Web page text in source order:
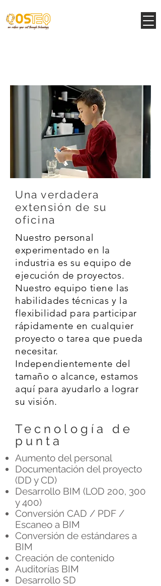
Una verdadera
extensión de su
oficina
Nuestro personal
experimentado en la
industria es su equipo de
ejecución de proyectos.
Nuestro equipo tiene las
habilidades técnicas y la
flexibilidad para participar
rápidamente en cualquier
proyecto o tarea que pueda
necesitar.
Independientemente del
tamaño o alcance, estamos
aquí para ayudarlo a lograr
su visión.
Tecnología de
punta
Aumento del personal
Documentación del proyecto
(DD y CD)
Desarrollo BIM (LOD 200, 300
y 400)
Conversión CAD / PDF /
Escaneo a BIM
Conversión de estándares a
BIM
Creación de contenido
Auditorías BIM
Desarrollo SD